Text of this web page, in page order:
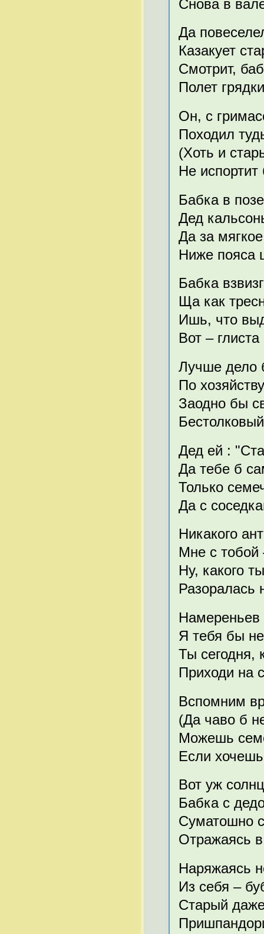
Снова в
Да
Казакует
Смотрит,
Полет
Он, с
Походил
(Хоть и
Не
Бабка в
Дед
Да за
Ниже пояса
Бабка
Ща как
Ишь, что
Вот –
Лучше дело
По
Заодно бы
Дед ей :
Да тебе б
Только
Да с
Никакого
Мне с тобой
Ну, какого
Разоралась
Я тебя бы
Ты сегодня,
Приходи на
Вспомним
(Да чаво б
Можешь
Если
Вот уж
Бабка с
Суматошно
Отражаясь
Наряжаясь
Из себя –
Старый